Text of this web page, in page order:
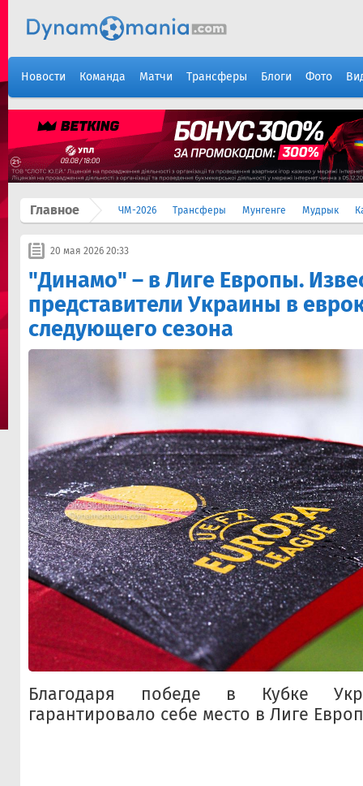
Новости Команда Матчи Трансферы Блоги Фото
Главное ЧМ-2026 Трансферы Мунгенге Мудрык
20 мая 2026 20:33
"Динамо" – в Лиге Европы.
представители Украины в
следующего сезона
Благодаря победе в Кубке
гарантировало себе место в Лиге